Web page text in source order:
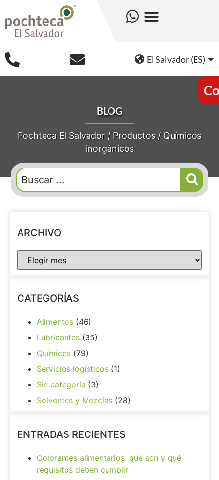
El Salvador (ES)
BLOG
Pochteca El Salvador / Productos/ Químicos
inorgánicos
ARCHIVO
CATEGORÍAS
Alimentos (46)
Lubricantes (35)
Químicos (79)
Servicios logísticos (1)
Sin categoría (3)
Solventes y Mezclas (28)
ENTRADAS RECIENTES
Colorantes alimentarios: qué son y qué
requisitos deben cumplir